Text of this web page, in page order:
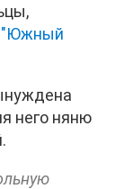
"Южный
него няню